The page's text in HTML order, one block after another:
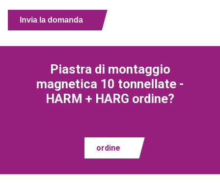
Invia la domanda
Piastra di montaggio
magnetica 10 tonnellate -
HARM + HARG ordine?
ordine